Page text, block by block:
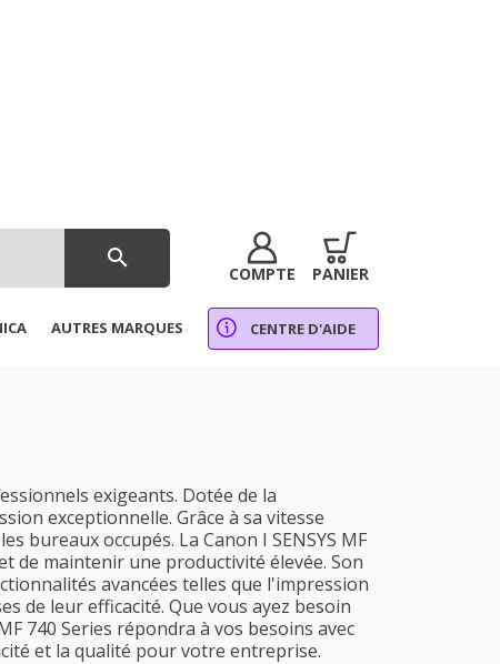
search
COMPTE PANIER
AUTRES MARQUES CENTRE D'AIDE
exigeants. Dotée de la
exceptionnelle. Grâce à sa vitesse
bureaux occupés. La Canon I SENSYS MF
de maintenir une productivité élevée. Son
avancées telles que l'impression
de leur efficacité. Que vous ayez besoin
740 Series répondra à vos besoins avec
et la qualité pour votre entreprise.